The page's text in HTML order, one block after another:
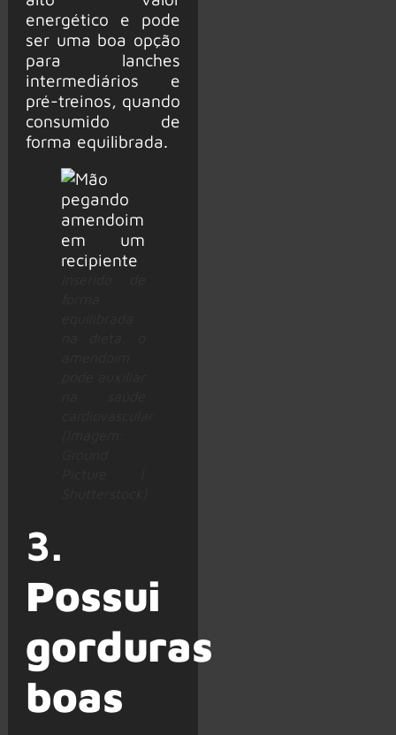
energético e pode
ser uma boa opção
para lanches
intermediários e
pré-treinos, quando
consumido de
forma equilibrada.
3.
Possui
gorduras
boas